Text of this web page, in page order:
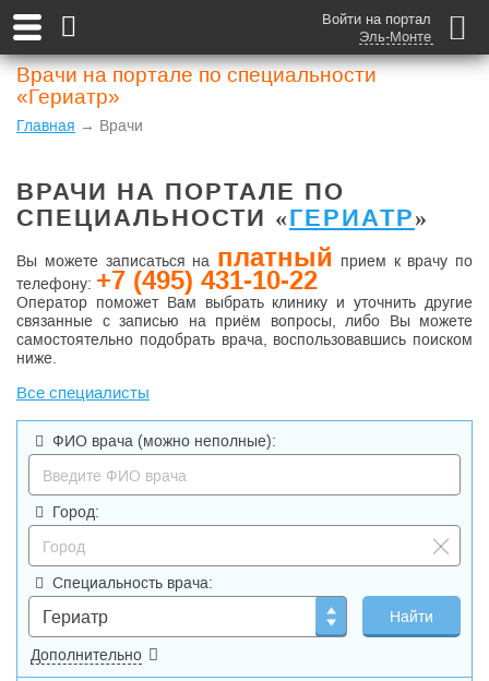
Войти на портал
Эль-Монте
Врачи на портале по специальности
«Гериатр»
Главная → Врачи
ВРАЧИ НА ПОРТАЛЕ ПО
СПЕЦИАЛЬНОСТИ «ГЕРИАТР»
Вы можете записаться на платный прием к врачу по
телефону: +7 (495) 431-10-22
Оператор поможет Вам выбрать клинику и уточнить другие
связанные с записью на приём вопросы, либо Вы можете
самостоятельно подобрать врача, воспользовавшись поиском
ниже.
Все специалисты
ФИО врача (можно неполные):
Город:
Специальность врача:
Гериатр
Дополнительно